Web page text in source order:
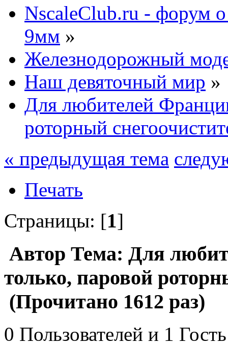
NscaleClub.ru - форум
9мм »
Железнодорожный
Наш девяточный мир »
Для любителей
роторный
« предыдущая тема
Печать
Страницы: [1]
Автор Тема: Для
только, паровой
(Прочитано 1612 раз)
0 Пользователей и 1